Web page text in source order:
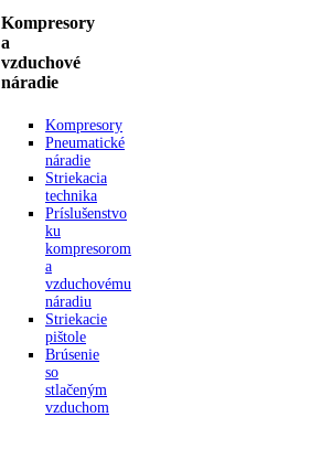
Kompresory
a
vzduchové
náradie
Kompresory
Pneumatické
náradie
Striekacia
technika
Príslušenstvo
ku
kompresorom
a
vzduchovému
náradiu
Striekacie
pištole
Brúsenie
so
stlačeným
vzduchom